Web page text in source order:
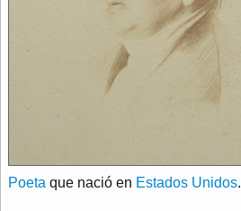
Poeta que nació en Estados Unidos.